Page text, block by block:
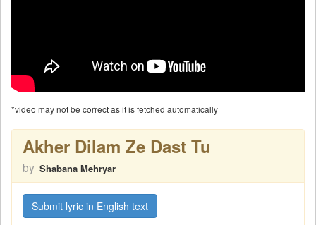
*video may not be correct as it is fetched automatically
Akher Dilam Ze Dast Tu
by Shabana Mehryar
Submit lyric in English text